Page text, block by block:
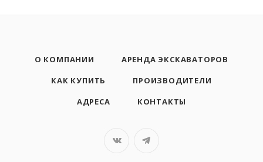
О КОМПАНИИ
АРЕНДА ЭКСКАВАТОРОВ
КАК КУПИТЬ
ПРОИЗВОДИТЕЛИ
АДРЕСА
КОНТАКТЫ